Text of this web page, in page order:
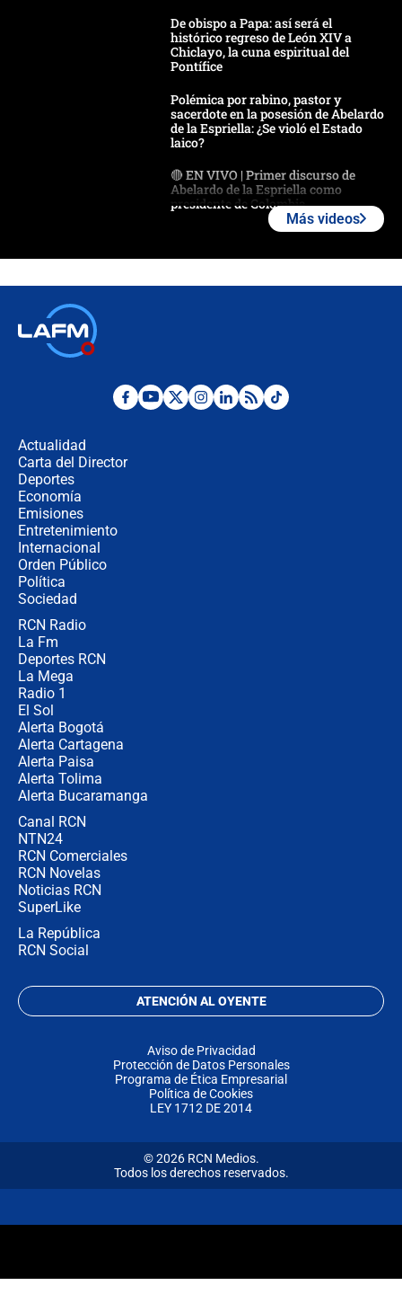
De obispo a Papa: así será el
histórico regreso de León XIV a
Chiclayo, la cuna espiritual del
Pontífice
Polémica por rabino, pastor y
sacerdote en la posesión de Abelardo
de la Espriella: ¿Se violó el Estado
laico?
🔴 EN VIVO | Primer discurso de
Abelardo de la Espriella como
presidente de Colombia
Desde dermatitis hasta infecciones:
Más videos
Actualidad
Carta del Director
Deportes
Economía
Emisiones
Entretenimiento
Internacional
Orden Público
Política
Sociedad
RCN Radio
La Fm
Deportes RCN
La Mega
Radio 1
El Sol
Alerta Bogotá
Alerta Cartagena
Alerta Paisa
Alerta Tolima
Alerta Bucaramanga
Canal RCN
NTN24
RCN Comerciales
RCN Novelas
Noticias RCN
SuperLike
La República
RCN Social
ATENCIÓN AL OYENTE
Aviso de Privacidad
Protección de Datos Personales
Programa de Ética Empresarial
Política de Cookies
LEY 1712 DE 2014
© 2026 RCN Medios.
Todos los derechos reservados.